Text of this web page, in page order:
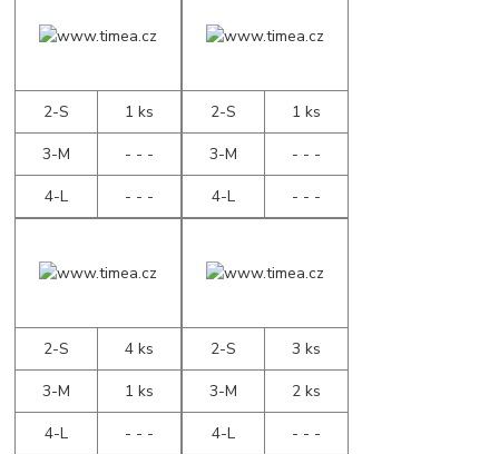
2-S
1 ks
3-M
- - -
4-L
- - -
2-S
1 ks
3-M
- - -
4-L
- - -
2-S
4 ks
3-M
1 ks
4-L
- - -
2-S
3 ks
3-M
2 ks
4-L
- - -